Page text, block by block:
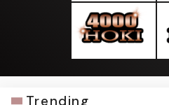
Trending